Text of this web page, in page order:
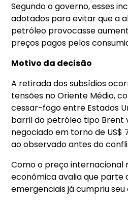
Segundo o governo, esses
adotados para evitar que a
petróleo provocasse
preços pagos pelos
Motivo da decisão
A retirada dos subsídios
tensões no Oriente Médio,
cessar-fogo entre Estados
barril do petróleo tipo Brent
negociado em torno de US$
ao observado antes do
Como o preço internacional
econômica avalia que parte
emergenciais já cumpriu seu